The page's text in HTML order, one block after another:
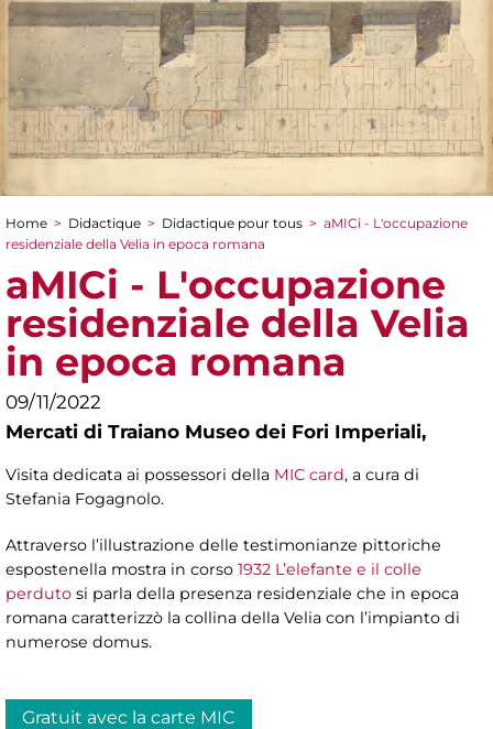
You are here
Home > Didactique > Didactique pour tous > aMICi - L'occupazione
residenziale della Velia in epoca romana
aMICi - L'occupazione
residenziale della Velia
in epoca romana
09/11/2022
Mercati di Traiano Museo dei Fori Imperiali,
Visita dedicata ai possessori della MIC card, a cura di
Stefania Fogagnolo.
Attraverso l’illustrazione delle testimonianze pittoriche
espostenella mostra in corso 1932 L’elefante e il colle
perduto si parla della presenza residenziale che in epoca
romana caratterizzò la collina della Velia con l’impianto di
numerose domus.
Gratuit avec la carte MIC